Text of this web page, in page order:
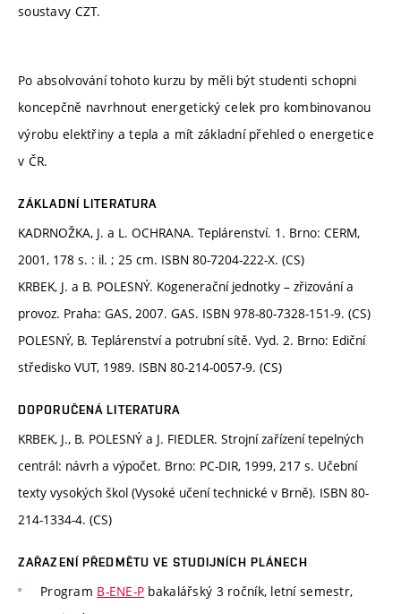
soustavy CZT.
Po absolvování tohoto kurzu by měli být studenti schopni
koncepčně navrhnout energetický celek pro kombinovanou
výrobu elektřiny a tepla a mít základní přehled o energetice
v ČR.
ZÁKLADNÍ LITERATURA
KADRNOŽKA, J. a L. OCHRANA. Teplárenství. 1. Brno: CERM,
2001, 178 s. : il. ; 25 cm. ISBN 80-7204-222-X. (CS)
KRBEK, J. a B. POLESNÝ. Kogenerační jednotky – zřizování a
provoz. Praha: GAS, 2007. GAS. ISBN 978-80-7328-151-9. (CS)
POLESNÝ, B. Teplárenství a potrubní sítě. Vyd. 2. Brno: Ediční
středisko VUT, 1989. ISBN 80-214-0057-9. (CS)
DOPORUČENÁ LITERATURA
KRBEK, J., B. POLESNÝ a J. FIEDLER. Strojní zařízení tepelných
centrál: návrh a výpočet. Brno: PC-DIR, 1999, 217 s. Učební
texty vysokých škol (Vysoké učení technické v Brně). ISBN 80-
214-1334-4. (CS)
ZAŘAZENÍ PŘEDMĚTU VE STUDIJNÍCH PLÁNECH
Program B-ENE-P bakalářský 3 ročník, letní semestr,